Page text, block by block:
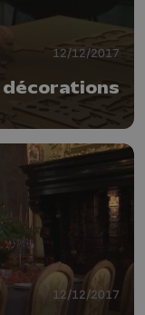
12/12/2017
décorations
12/12/2017